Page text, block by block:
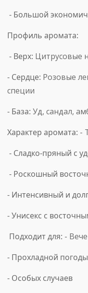
- Большой
Профиль аромата:
- Верх: Цитрусовые
- Сердце: Розовые
специи
- База: Уд, сандал,
Характер аромата: -
- Сладко-пряный с
- Роскошный
- Интенсивный и
- Унисекс с
Подходит для: -
- Прохладной погоды
- Особых случаев